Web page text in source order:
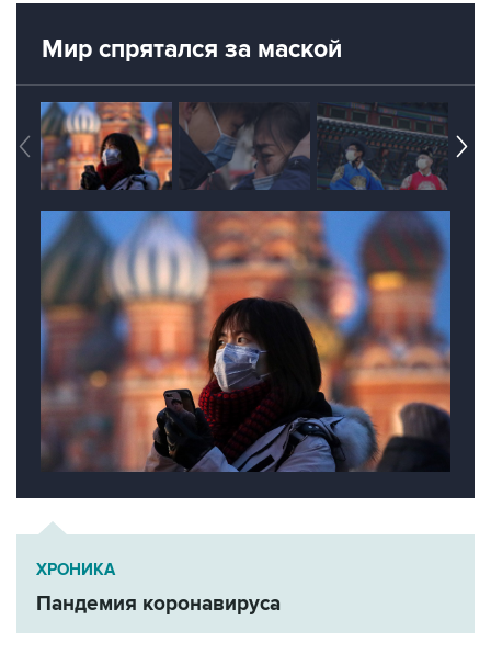
Мир спрятался за маской
ХРОНИКА
Пандемия коронавируса